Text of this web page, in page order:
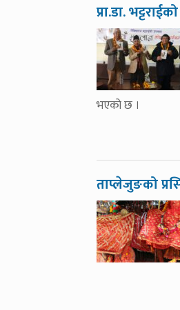
प्रा.डा.
भएको छ ।
ताप्लेजुङको